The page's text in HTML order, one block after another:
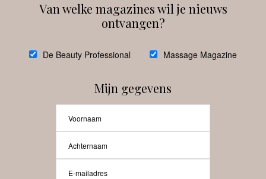
debeautyprofessional
Van welke magazines wil je nieuws
ontvangen?
De Beauty Professional Massage Magazine
Mijn gegevens